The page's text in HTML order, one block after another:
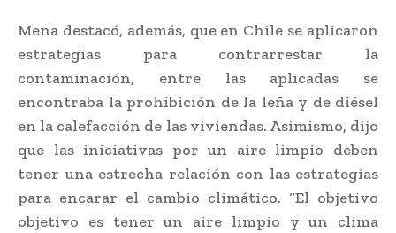
Mena destacó, además, que en Chile se aplicaron
estrategias para contrarrestar la
contaminación, entre las aplicadas se
encontraba la prohibición de la leña y de diésel
en la calefacción de las viviendas. Asimismo, dijo
que las iniciativas por un aire limpio deben
tener una estrecha relación con las estrategias
para encarar el cambio climático. “El objetivo
objetivo es tener un aire limpio y un clima